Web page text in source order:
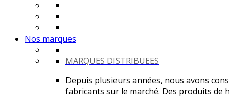
Nos marques
MARQUES DISTRIBUEES
Depuis plusieurs années, nous avons
fabricants sur le marché. Des produits de